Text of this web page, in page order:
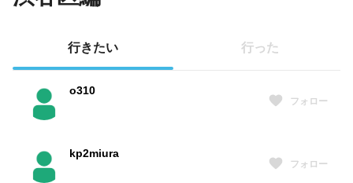
行きたい 行った
o310
フォロー
kp2miura
フォロー